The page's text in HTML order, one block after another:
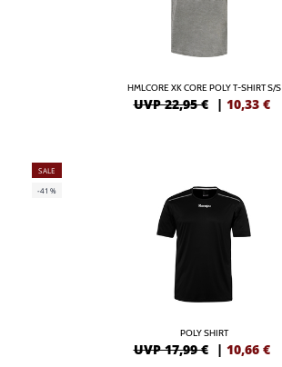
HMLCORE XK CORE POLY T-SHIRT S/S
UVP 22,95 € | 10,33 €
SALE
-41%
POLY SHIRT
UVP 17,99 € | 10,66 €